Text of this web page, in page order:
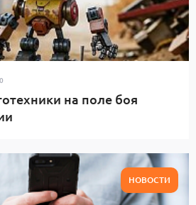
на поле боя
НОВОСТИ